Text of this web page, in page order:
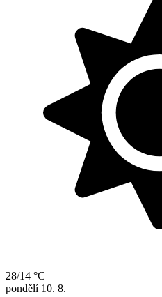
28/14 °C
pondělí 10. 8.